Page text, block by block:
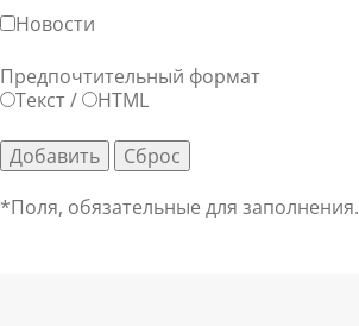
Новости
Предпочтительный формат
Текст/ HTML
*Поля, обязательные для заполнения.